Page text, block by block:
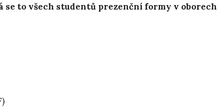
to všech studentů prezenční formy v oborech